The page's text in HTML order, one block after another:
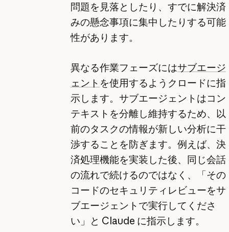
問題を見落としたり、すでに解決済
みの懸念事項に集中したりする可能
性があります。
異なる作業フェーズにはサブエージ
ェント を使用するようクロードに指
示します。サブエージェントはコン
テキストを分離し維持するため、以
前のタスクの情報が新しい分析に干
渉することを防ぎます。例えば、決
済処理機能を実装した後、同じ会話
の流れで続けるのではなく、「その
コードのセキュリティレビューをサ
ブエージェントで実行してくださ
い」と Claude に指示します。